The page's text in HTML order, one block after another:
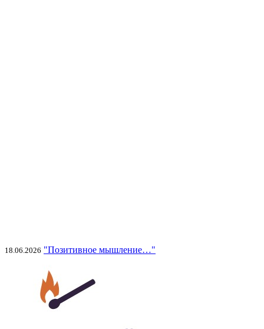
18.06.2026 "Позитивное мышление…"